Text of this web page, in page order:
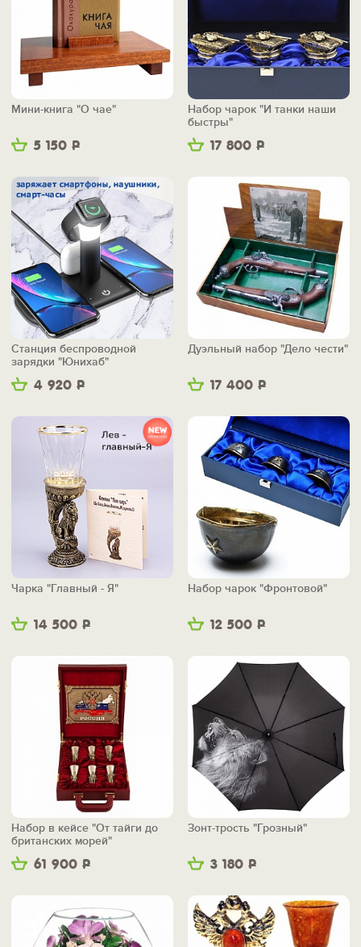
5 150 Р
Мини-книга "О чае"
17 800 Р
Набор чарок "И танки наши
быстры"
4 920 Р
Станция беспроводной
зарядки "Юнихаб"
17 400 Р
Дуэльный набор "Дело чести"
14 500 Р
Чарка "Главный - Я"
12 500 Р
Набор чарок "Фронтовой"
61 900 Р
Набор в кейсе "От тайги до
британских морей"
3 180 Р
Зонт-трость "Грозный"